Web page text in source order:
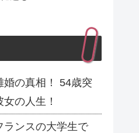
婚の真相！ 54歳突
の人生！
ランスの大学生で